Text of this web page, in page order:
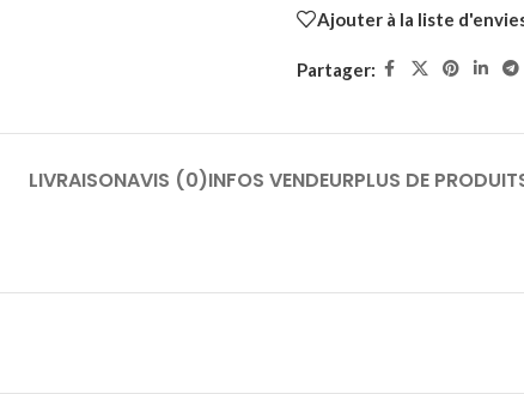
Ajouter à la liste
Partager:
LIVRAISONAVIS (0)INFOS VENDEURPLUS DE